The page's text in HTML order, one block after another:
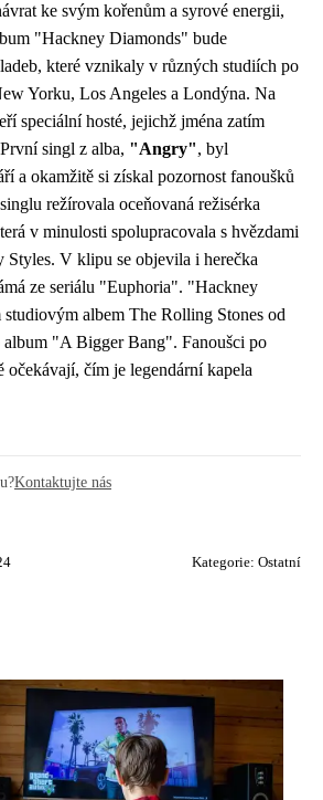
ke svým kořenům a syrové energii,
"Hackney Diamonds" bude
které vznikaly v různých studiích po
Yorku, Los Angeles a Londýna. Na
speciální hosté, jejichž jména zatím
singl z alba, "Angry", byl
a okamžitě si získal pozornost fanoušků
režírovala oceňovaná režisérka
v minulosti spolupracovala s hvězdami
Styles. V klipu se objevila i herečka
ze seriálu "Euphoria". "Hackney
albem The Rolling Stones od
"A Bigger Bang". Fanoušci po
očekávají, čím je legendární kapela
Kontaktujte nás
Kategorie: Ostatní